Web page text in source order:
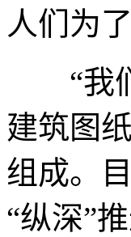
人们为
“我们
建筑图
组成。
“纵深”推